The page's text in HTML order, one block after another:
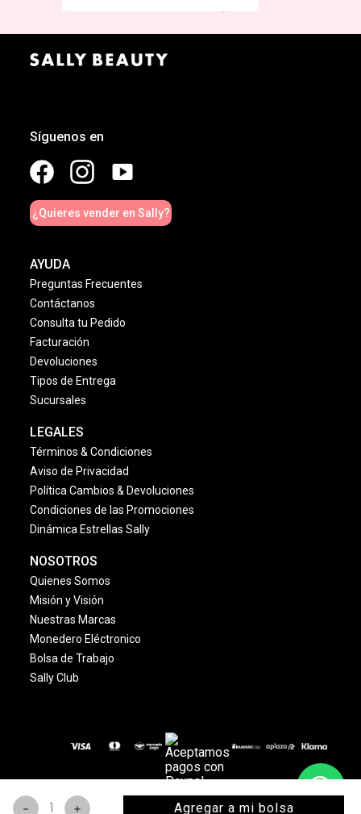
＋
－ Agregar a mi bolsa
Síguenos en
¿Quieres vender en Sally?
AYUDA
Preguntas Frecuentes
Contáctanos
Consulta tu Pedido
Facturación
Devoluciones
Tipos de Entrega
Sucursales
LEGALES
Términos & Condiciones
Aviso de Privacidad
Política Cambios & Devoluciones
Condiciones de las Promociones
Dinámica Estrellas Sally
NOSOTROS
Quienes Somos
Misión y Visión
Nuestras Marcas
Monedero Eléctronico
Bolsa de Trabajo
Sally Club
© 2024 Copyright. Todos los derechos reservados